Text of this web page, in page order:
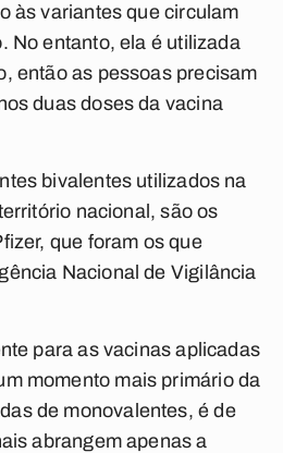
às variantes que circulam
No entanto, ela é utilizada
então as pessoas precisam
duas doses da vacina
bivalentes utilizados na
nacional, são os
que foram os que
Nacional de Vigilância
para as vacinas aplicadas
momento mais primário da
de monovalentes, é de
abrangem apenas a